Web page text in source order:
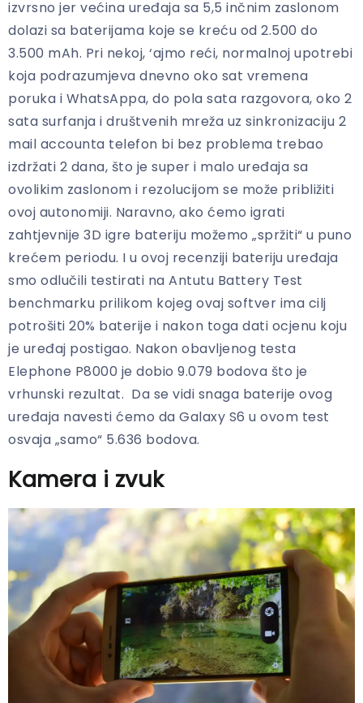
izvrsno jer većina uređaja sa 5,5 inčnim zaslonom
dolazi sa baterijama koje se kreću od 2.500 do
3.500 mAh. Pri nekoj, ‘ajmo reći, normalnoj upotrebi
koja podrazumjeva dnevno oko sat vremena
poruka i WhatsAppa, do pola sata razgovora, oko 2
sata surfanja i društvenih mreža uz sinkronizaciju 2
mail accounta telefon bi bez problema trebao
izdržati 2 dana, što je super i malo uređaja sa
ovolikim zaslonom i rezolucijom se može približiti
ovoj autonomiji. Naravno, ako ćemo igrati
zahtjevnije 3D igre bateriju možemo „spržiti“ u puno
krećem periodu. I u ovoj recenziji bateriju uređaja
smo odlučili testirati na Antutu Battery Test
benchmarku prilikom kojeg ovaj softver ima cilj
potrošiti 20% baterije i nakon toga dati ocjenu koju
je uređaj postigao. Nakon obavljenog testa
Elephone P8000 je dobio 9.079 bodova što je
vrhunski rezultat. Da se vidi snaga baterije ovog
uređaja navesti ćemo da Galaxy S6 u ovom test
osvaja „samo“ 5.636 bodova.
Kamera i zvuk